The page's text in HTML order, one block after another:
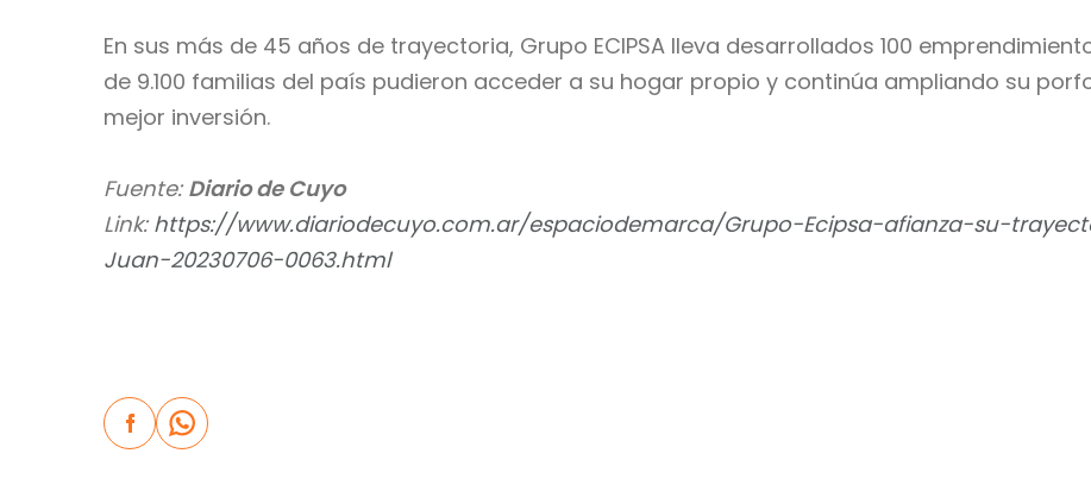
En sus más de 45 años de trayectoria, Grupo ECIPSA lleva desarrollados 100
de 9.100 familias del país pudieron acceder a su hogar propio y continúa ampliando su
mejor inversión.
Fuente: Diario de Cuyo
Link: https://www.diariodecuyo.com.ar/espaciodemarca/Grupo-Ecipsa-afianza-su-
Juan-20230706-0063.html